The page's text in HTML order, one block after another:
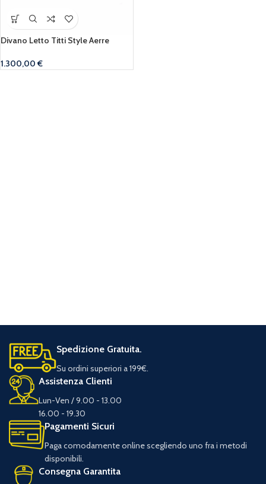
Divano Letto Titti Style Aerre
1.300,00€
Spedizione Gratuita.
Su ordini superiori a 199€.
Assistenza Clienti
Lun-Ven / 9.00 - 13.00
16.00 - 19.30
Pagamenti Sicuri
Paga comodamente online scegliendo uno fra i metodi
disponibili.
Consegna Garantita